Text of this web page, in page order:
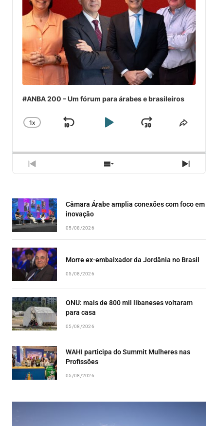
#ANBA 200 – Um fórum para árabes e brasileiros
CHANGE
1X
SKIP
PLAYJUMP
PREVIOUS
EPISODE
SHOW
EPISODES
NEXT
Câmara Árabe amplia conexões com foco em
inovação
05/08/2026
Morre ex-embaixador da Jordânia no Brasil
05/08/2026
ONU: mais de 800 mil libaneses voltaram
para casa
05/08/2026
WAHI participa do Summit Mulheres nas
Profissões
05/08/2026